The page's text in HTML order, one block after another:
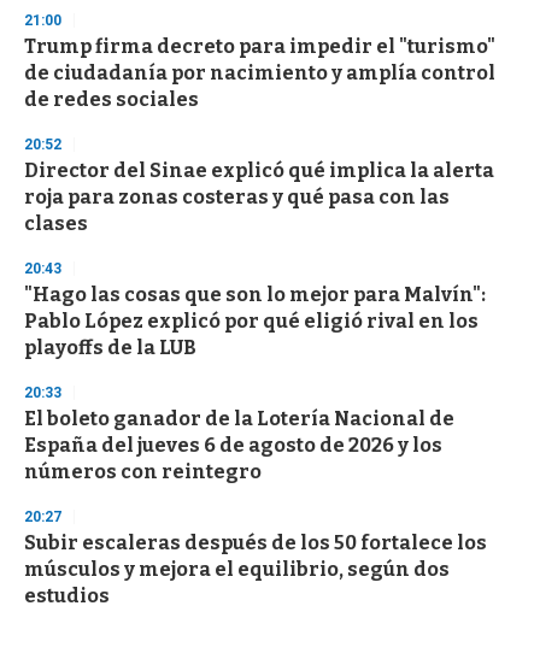
21:00
Trump firma decreto para impedir el "turismo"
de ciudadanía por nacimiento y amplía control
de redes sociales
20:52
Director del Sinae explicó qué implica la alerta
roja para zonas costeras y qué pasa con las
clases
20:43
"Hago las cosas que son lo mejor para Malvín":
Pablo López explicó por qué eligió rival en los
playoffs de la LUB
20:33
El boleto ganador de la Lotería Nacional de
España del jueves 6 de agosto de 2026 y los
números con reintegro
20:27
Subir escaleras después de los 50 fortalece los
músculos y mejora el equilibrio, según dos
estudios